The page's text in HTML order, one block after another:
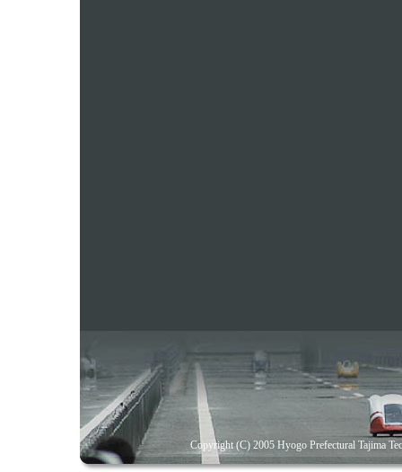
Copyright (C) 2005 Hyogo Prefectural Tajima